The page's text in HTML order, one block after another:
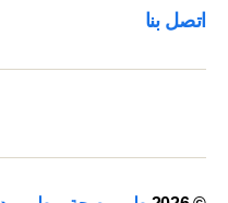
اتصل بنا